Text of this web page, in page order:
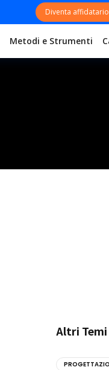
Diventa affidatario
Metodi e Strumenti
Altri Temi